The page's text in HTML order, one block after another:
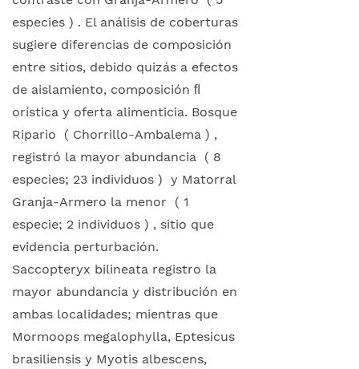
especies ) . El análisis de coberturas
sugiere diferencias de composición
entre sitios, debido quizás a efectos
de aislamiento, composición ﬂ
orística y oferta alimenticia. Bosque
Ripario ( Chorrillo-Ambalema ) ,
registró la mayor abundancia ( 8
especies; 23 individuos ) y Matorral
Granja-Armero la menor ( 1
especie; 2 individuos ) , sitio que
evidencia perturbación.
Saccopteryx bilineata registro la
mayor abundancia y distribución en
ambas localidades; mientras que
Mormoops megalophylla, Eptesicus
brasiliensis y Myotis albescens,